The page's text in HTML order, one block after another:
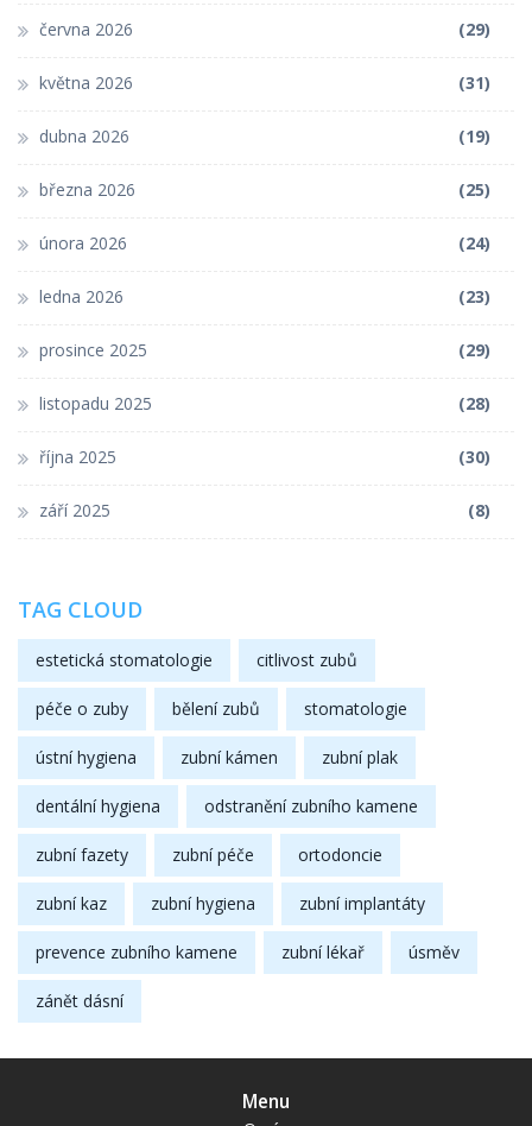
června 2026 (29)
května 2026 (31)
dubna 2026 (19)
března 2026 (25)
února 2026 (24)
ledna 2026 (23)
prosince 2025 (29)
listopadu 2025 (28)
října 2025 (30)
září 2025 (8)
TAG CLOUD
estetická stomatologie citlivost zubů
péče o zuby bělení zubů stomatologie
ústní hygiena zubní kámen zubní plak
dentální hygiena odstranění zubního kamene
zubní fazety zubní péče ortodoncie
zubní kaz zubní hygiena zubní implantáty
prevence zubního kamene zubní lékař úsměv
zánět dásní
Menu